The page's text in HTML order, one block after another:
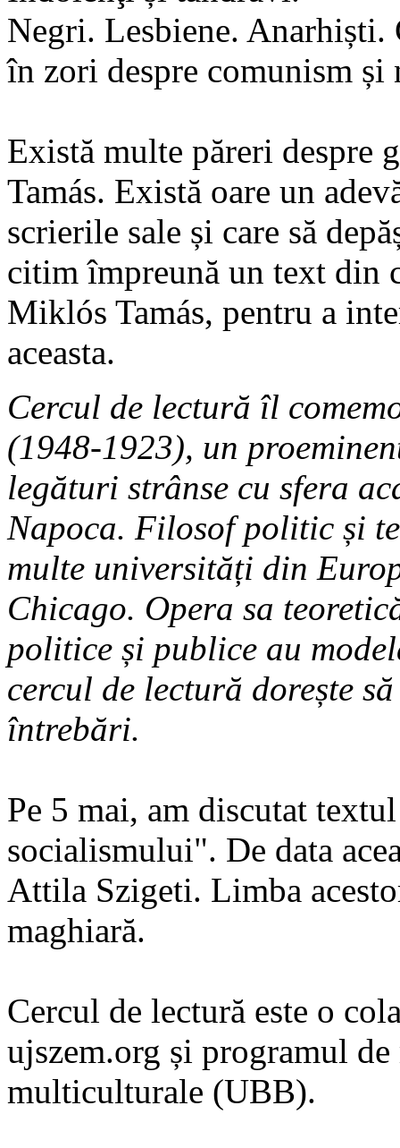
Negri. Lesbiene.
în zori despre comunism și
Există multe păreri despre
Tamás. Există oare un
scrierile sale și care să
citim împreună un text din
Miklós Tamás, pentru a
aceasta.
Cercul de lectură îl
(1948-1923), un
legături strânse cu sfera
Napoca. Filosof politic și
multe universități din
Chicago. Opera sa
politice și publice au
cercul de lectură dorește
întrebări.
Pe 5 mai, am discutat
socialismului". De data
Attila Szigeti. Limba
maghiară.
Cercul de lectură este o
ujszem.org și programul
multiculturale (UBB).